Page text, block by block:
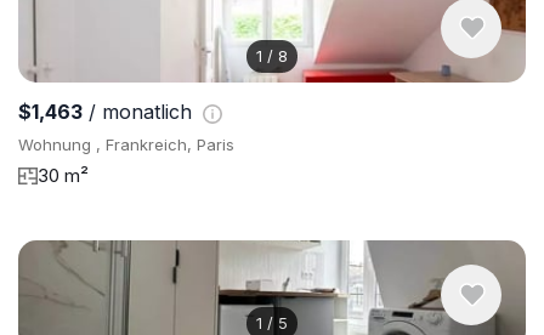
1 / 8
$1,463 / monatlich
Wohnung , Frankreich, Paris
30 m²
1 / 5